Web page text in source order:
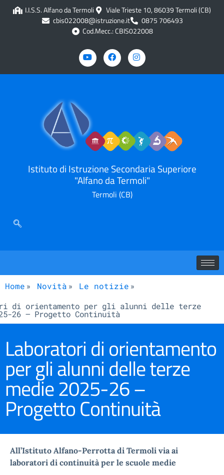
I.I.S.S. Alfano da Termoli
Viale Trieste 10, 86039 Termoli (CB)
cbis022008@istruzione.it
0875 706493
Cod.Mecc.: CBIS022008
Istituto di Istruzione Secondaria Superiore
"Alfano da Termoli"
Termoli (CB)
Home Novità
Le notizie
di orientamento per gli alunni delle terze
26 – Progetto Continuità
Laboratori di orientamento
per gli alunni delle terze
medie 2025-26 –
Progetto Continuità
All’Istituto Alfano-Perrotta di Termoli via ai
laboratori di continuità per le scuole medie